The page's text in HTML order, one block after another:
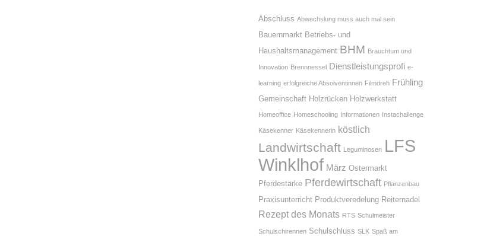
Abschluss Abwechslung muss auch mal sein
Bauernmarkt Betriebs- und
Haushaltsmanagement BHM Brauchtum und
Innovation Brennnessel Dienstleistungsprofi e-
learning erfolgreiche Absolventinnen Filmdreh Frühling
Gemeinschaft Holzrücken Holzwerkstatt
Homeoffice Homeschooling Informationen Instachallenge
Käsekenner Käsekennerin köstlich
Landwirtschaft Leguminosen LFS
Winklhof März Ostermarkt
Pferdestärke Pferdewirtschaft Pflanzenbau
Praxisunterricht Produktveredelung Reiternadel
Rezept des Monats RTS Schulmeister
Schulschirennen Schulschluss SLK Spaß am